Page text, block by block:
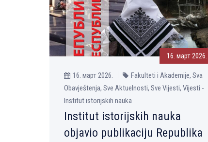
16. март 2026.
16. март 2026.
Fakulteti i Akademije, Sva
Obavještenja, Sve Aktuelnosti, Sve Vijesti, Vijesti -
Institut istorijskih nauka
Institut istorijskih nauka
objavio publikaciju Republika